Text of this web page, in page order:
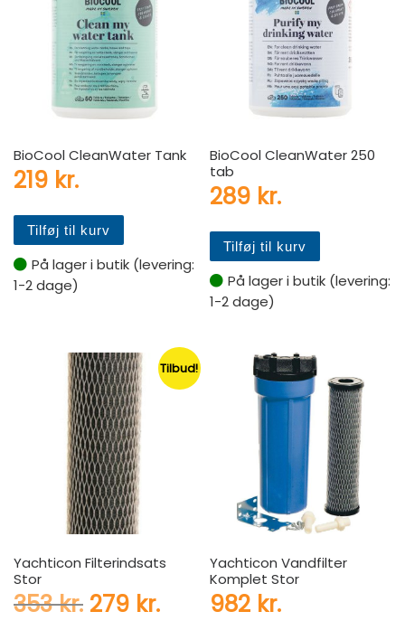
BioCool CleanWater Tank
219 kr.
Tilføj til kurv
På lager i butik (levering:
1-2 dage)
BioCool CleanWater 250
tab
289 kr.
Tilføj til kurv
På lager i butik (levering:
1-2 dage)
Tilbud!
Yachticon Filterindsats
Stor
353kr. Den oprindelige pris var:
279 kr.Den aktuelle pris er:
Yachticon Vandfilter
Komplet Stor
982 kr.